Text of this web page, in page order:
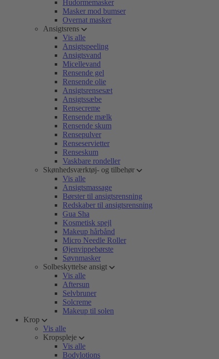
Hudormemasker
Masker mod bumser
Overnat masker
Ansigtsrens
Vis alle
Ansigtspeeling
Ansigtsvand
Micellevand
Rensende gel
Rensende olie
Ansigtsrensesæt
Ansigtssæbe
Rensecreme
Rensende mælk
Rensende skum
Rensepulver
Renseservietter
Renseskum
Vaskbare rondeller
Skønhedsværktøj- og tilbehør
Vis alle
Ansigtsmassage
Børster til ansigtsrensning
Redskaber til ansigtsrensning
Gua Sha
Kosmetisk spejl
Makeup hårbånd
Micro Needle Roller
Øjenvippebørste
Søvnmasker
Solbeskyttelse ansigt
Vis alle
Aftersun
Selvbruner
Solcreme
Makeup til solen
Krop
Vis alle
Kropspleje
Vis alle
Bodylotions